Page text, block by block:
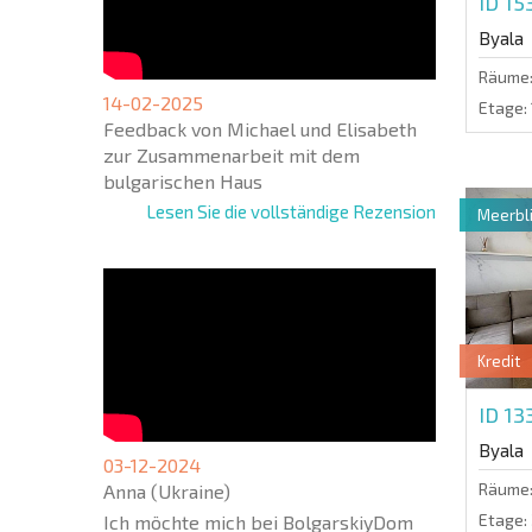
14-02-2025
Feedback von Michael und Elisabeth
zur Zusammenarbeit mit dem
bulgarischen Haus
Lesen Sie die vollständige Rezension
03-12-2024
Anna (Ukraine)
Ich möchte mich bei BolgarskiyDom
Byala
Räume:
Etage:
Kredit
ID
Byala
Räume:
Etage: